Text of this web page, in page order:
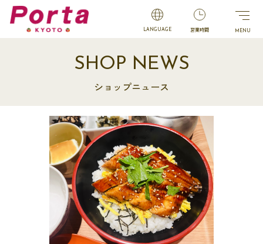
LANGUAGE 営業時間
SHOP NEWS
ショップニュース